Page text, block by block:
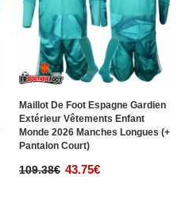
Maillot De Foot Espagne Gardien
Extérieur Vêtements Enfant
Monde 2026 Manches Longues (+
Pantalon Court)
109.38€ 43.75€